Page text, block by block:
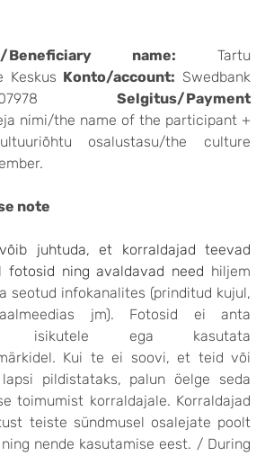
name: Tartu
Keskus Konto/account: Swedbank
Selgitus/Payment
nimi/the name of the participant +
osalustasu/the culture
note
juhtuda, et korraldajad teevad
fotosid ning avaldavad need hiljem
seotud infokanalites (prinditud kujul,
jm). Fotosid ei anta
isikutele ega kasutata
Kui te ei soovi, et teid või
pildistataks, palun öelge seda
toimumist korraldajale. Korraldajad
teiste sündmusel osalejate poolt
nende kasutamise eest. / During